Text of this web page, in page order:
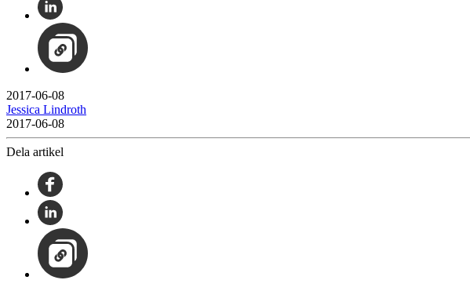
2017-06-08
Jessica Lindroth
2017-06-08
Dela artikel